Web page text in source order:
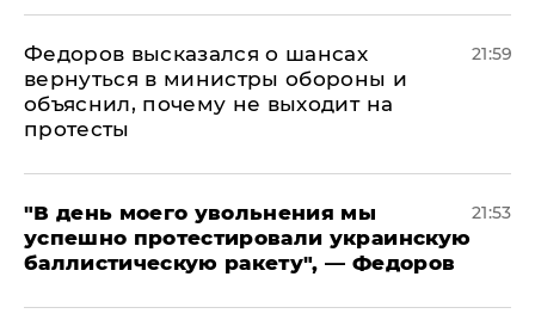
Федоров высказался о шансах
вернуться в министры обороны и
объяснил, почему не выходит на
протесты
21:59
​"В день моего увольнения мы
успешно протестировали украинскую
баллистическую ракету", — Федоров
21:53